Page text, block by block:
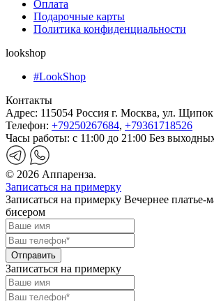
Оплата
Подарочные карты
Политика конфиденциальности
lookshop
#LookShop
Контакты
Адрес: 115054 Россия г. Москва, ул.
Телефон: +79250267684, +79361718526
Часы работы: с 11:00 до 21:00 Без
© 2026 Аппаренза.
Записаться на примерку
Записаться на примерку Вечернее платье-
бисером
Записаться на примерку